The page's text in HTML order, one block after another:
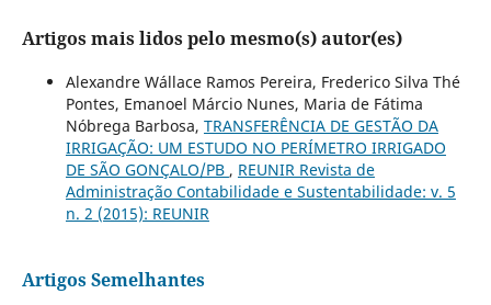
Artigos mais lidos pelo mesmo(s) autor(es)
Alexandre Wállace Ramos Pereira, Frederico Silva Thé
Pontes, Emanoel Márcio Nunes, Maria de Fátima
Nóbrega Barbosa, TRANSFERÊNCIA DE GESTÃO DA
IRRIGAÇÃO: UM ESTUDO NO PERÍMETRO IRRIGADO
DE SÃO GONÇALO/PB , REUNIR Revista de
Administração Contabilidade e Sustentabilidade: v. 5
n. 2 (2015): REUNIR
Artigos Semelhantes